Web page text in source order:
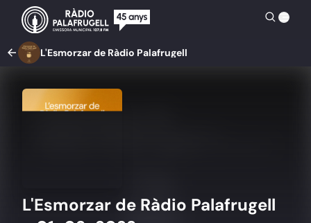
L'Esmorzar de Ràdio Palafrugell
L'Esmorzar de Ràdio Palafrugell